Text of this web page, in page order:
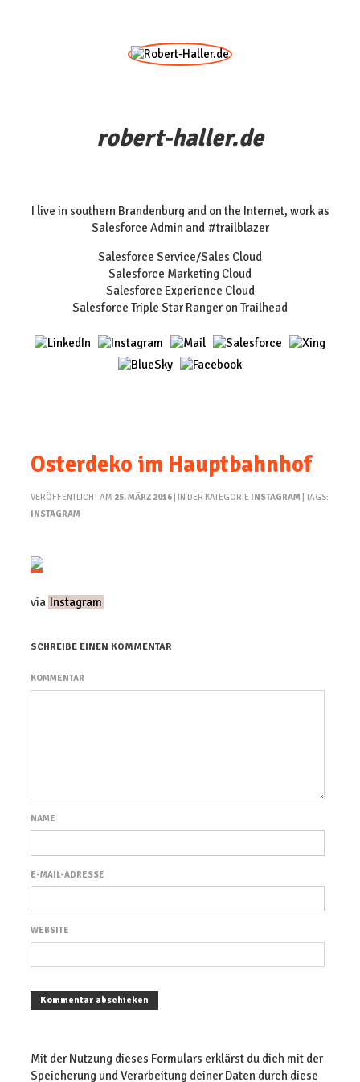
robert-haller.de
I live in southern Brandenburg and on the Internet, work as
Salesforce Admin and #trailblazer
Salesforce Service/Sales Cloud
Salesforce Marketing Cloud
Salesforce Experience Cloud
Salesforce Triple Star Ranger on Trailhead
Osterdeko im Hauptbahnhof
VERÖFFENTLICHT AM 25. MÄRZ 2016 | IN DER KATEGORIE INSTAGRAM | TAGS:
INSTAGRAM
via Instagram
SCHREIBE EINEN KOMMENTAR
KOMMENTAR
NAME
E-MAIL-ADRESSE
WEBSITE
Mit der Nutzung dieses Formulars erklärst du dich mit der
Speicherung und Verarbeitung deiner Daten durch diese